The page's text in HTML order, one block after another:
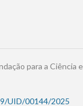
para a Ciência e
UID/00144/2025